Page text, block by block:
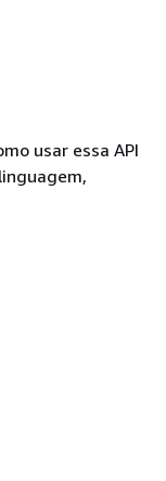
usar essa API